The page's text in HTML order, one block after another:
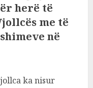
herë të
me të
në
ka nisur